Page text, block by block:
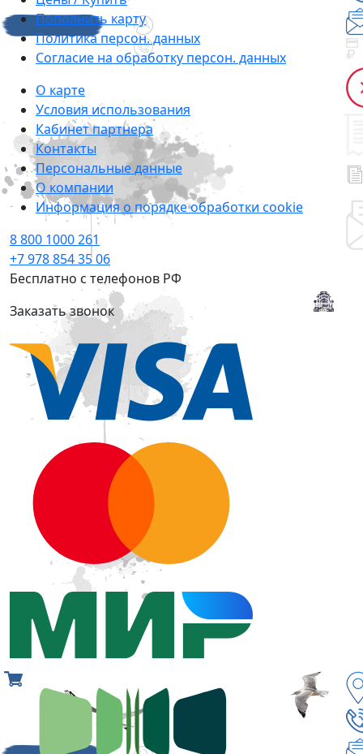
Пополнить карту
Политика персон. данных
Согласие на обработку персон. данных
О карте
Условия использования
Кабинет партнера
Контакты
Персональные данные
О компании
Информация о порядке обработки cookie
8 800 1000 261
+7 978 854 35 06
Бесплатно с телефонов РФ
Заказать звонок